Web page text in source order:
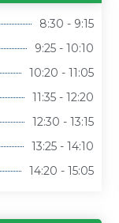
8:30 - 9:15
9:25 - 10:10
10:20 - 11:05
11:35 - 12:20
12:30 - 13:15
13:25 - 14:10
14:20 - 15:05